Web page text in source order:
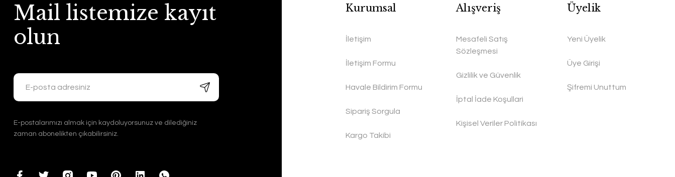
Mail listemize kayıt
olun
E-postalarımızı almak için kaydoluyorsunuz ve dilediğiniz
zaman abonelikten çıkabilirsiniz.
Kurumsal
İletişim
İletişim Formu
Havale Bildirim Formu
Sipariş Sorgula
Kargo Takibi
Alışveriş
Mesafeli Satış
Sözleşmesi
Gizlilik ve Güvenlik
İptal İade Koşullari
Kişisel Veriler Politikası
Üyelik
Yeni Üyelik
Üye Girişi
Şifremi Unuttum